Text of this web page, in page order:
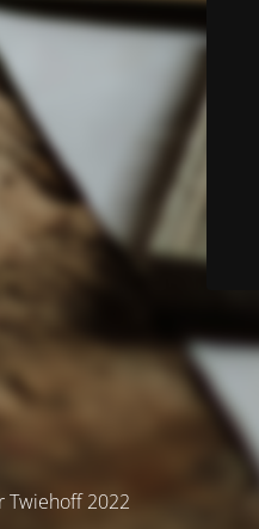
Twiehoff 2022